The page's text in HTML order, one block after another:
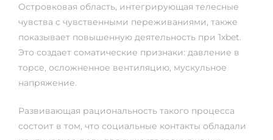
Островковая область, интегрирующая телесные
чувства с чувственными переживаниями, также
показывает повышенную деятельность при 1xbet.
Это создает соматические признаки: давление в
торсе, осложненное вентиляцию, мускульное
напряжение.
Развивающая рациональность такого процесса
состоит в том, что социальные контакты обладали